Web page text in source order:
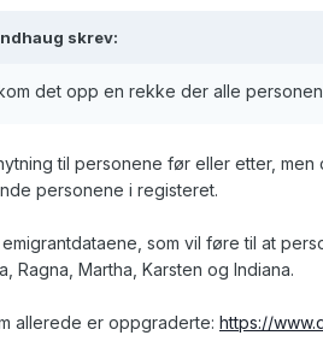
skrev:
det opp en rekke der alle
til personene før eller etter,
personene i registeret.
som vil føre til at
Ragna, Martha, Karsten og Indiana.
allerede er oppgraderte: https://